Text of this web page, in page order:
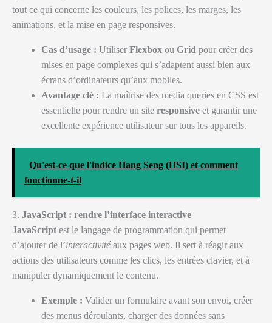
tout ce qui concerne les couleurs, les polices, les marges, les
animations, et la mise en page responsives.
Cas d’usage : Utiliser Flexbox ou Grid pour créer des
mises en page complexes qui s’adaptent aussi bien aux
écrans d’ordinateurs qu’aux mobiles.
Avantage clé : La maîtrise des media queries en CSS est
essentielle pour rendre un site responsive et garantir une
excellente expérience utilisateur sur tous les appareils.
Qu'est-ce que l'indice Hang Seng (HSI) et comment
fonctionne-t-il
3. JavaScript : rendre l’interface interactive
JavaScript est le langage de programmation qui permet
d’ajouter de l’interactivitéaux pages web. Il sert à réagir aux
actions des utilisateurs comme les clics, les entrées clavier, et à
manipuler dynamiquement le contenu.
Exemple : Valider un formulaire avant son envoi, créer
des menus déroulants, charger des données sans